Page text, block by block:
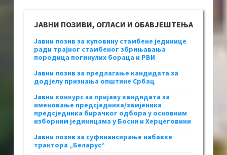
ЈАВНИ ПОЗИВИ, ОГЛАСИ И ОБАВЈЕШТЕЊА
Јавни позив за куповину стамбене јединице
ради трајног стамбеног збрињавања
породица погинулих бораца и РВИ
Јавни позив за предлагање кандидата за
додјелу признања општине Србац
Јавни конкурс за пријаву кандидата за
именовање предсједника/замјеника
предсједника бирачког одбора у основним
изборним јединицама у Босни и Херцеговини
Јавни позив за суфинансирање набавке
трактора „Беларус“